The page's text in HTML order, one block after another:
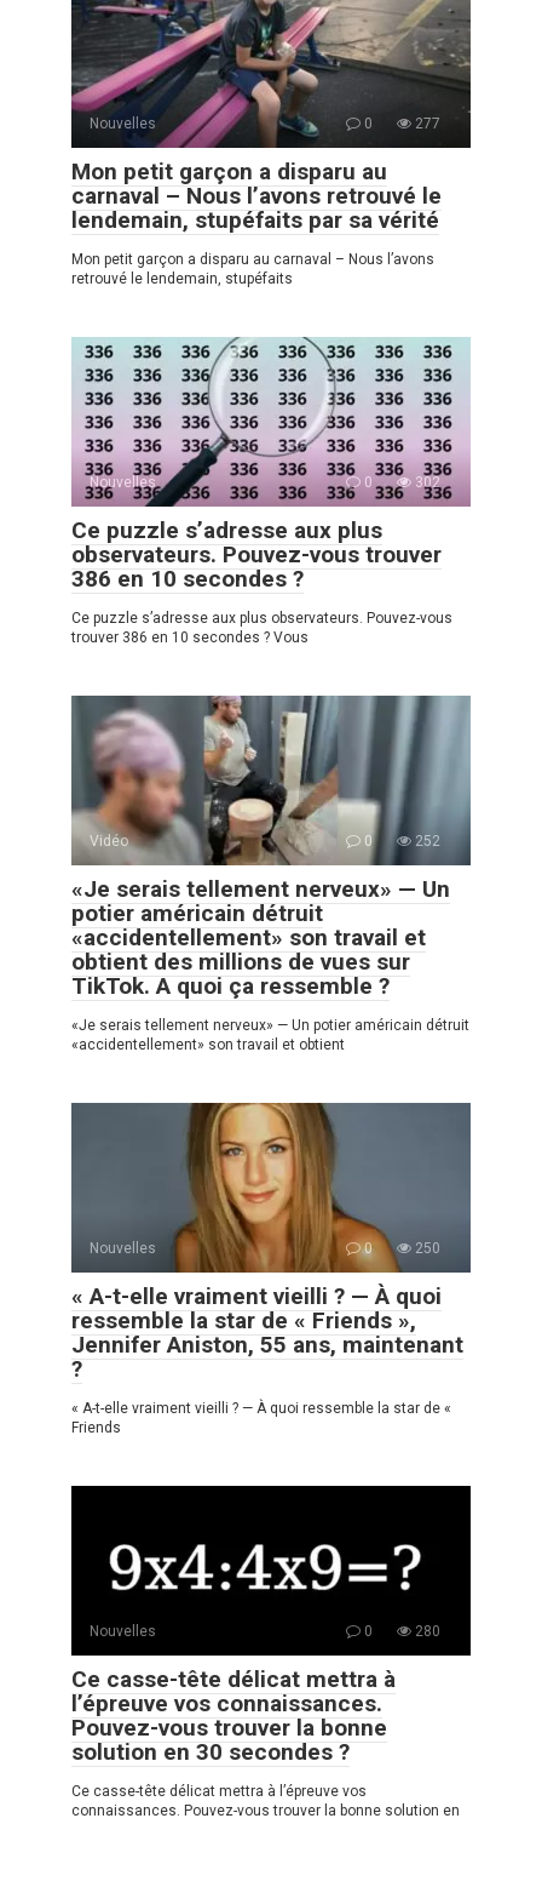
Nouvelles 0 277
Mon petit garçon a disparu au
carnaval – Nous l’avons retrouvé le
lendemain, stupéfaits par sa vérité
Mon petit garçon a disparu au carnaval – Nous l’avons
retrouvé le lendemain, stupéfaits
Nouvelles 0 302
Ce puzzle s’adresse aux plus
observateurs. Pouvez-vous trouver
386 en 10 secondes ?
Ce puzzle s’adresse aux plus observateurs. Pouvez-vous
trouver 386 en 10 secondes ? Vous
Vidéo 0 252
«Je serais tellement nerveux» — Un
potier américain détruit
«accidentellement» son travail et
obtient des millions de vues sur
TikTok. A quoi ça ressemble ?
«Je serais tellement nerveux» — Un potier américain détruit
«accidentellement» son travail et obtient
Nouvelles 0 250
« A-t-elle vraiment vieilli ? — À quoi
ressemble la star de « Friends »,
Jennifer Aniston, 55 ans, maintenant
?
« A-t-elle vraiment vieilli ? — À quoi ressemble la star de «
Friends
Nouvelles 0 280
Ce casse-tête délicat mettra à
l’épreuve vos connaissances.
Pouvez-vous trouver la bonne
solution en 30 secondes ?
Ce casse-tête délicat mettra à l’épreuve vos
connaissances. Pouvez-vous trouver la bonne solution en